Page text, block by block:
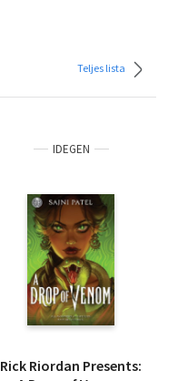
Teljes lista
IDEGEN
Rick Riordan Presents: